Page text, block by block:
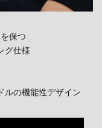
保つ
グ仕様
ルの機能性デザイン